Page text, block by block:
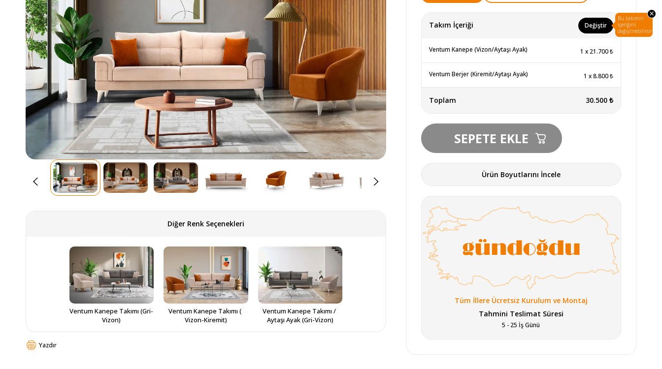
Diğer Renk Seçenekleri
Ventum Kanepe Takımı (Gri-
Vizon)
Ventum Kanepe Takımı (
Vizon-Kiremit)
Ventum Kanepe Takımı /
Aytaşı Ayak (Gri-Vizon)
Yazdır
Takım İçeriği Değiştir
×
Bu takımın
içeriğini
değiştirebilirsin.
Ventum Kanepe (Vizon/Aytaşı Ayak) 1 x 21.700 ₺
Ventum Berjer (Kiremit/Aytaşı Ayak) 1 x8.800 ₺
Toplam 30.500 ₺
Ürün Boyutlarını İncele
Tüm İllere Ücretsiz Kurulum ve Montaj
Tahmini Teslimat Süresi
5 - 25 İş Günü